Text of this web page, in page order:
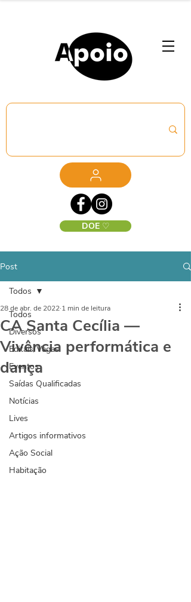
DOE ♡
Post
Todos
Diversos
Editais/Vagas
Eventos
Saídas Qualificadas
Notícias
Lives
Artigos informativos
Ação Social
Habitação
Todos
CA Santa Cecília —
Vivência performática e
dança
28 de abr. de 2022 1 min de leitura